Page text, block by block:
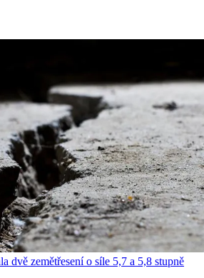
dvě zemětřesení o síle 5,7 a 5,8 stupně